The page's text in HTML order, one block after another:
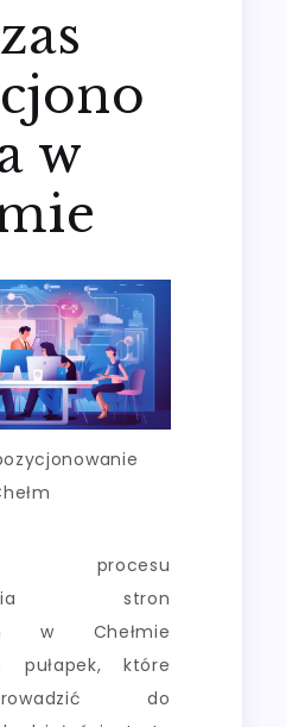
w
procesu
stron
w Chełmie
pułapek, które
do